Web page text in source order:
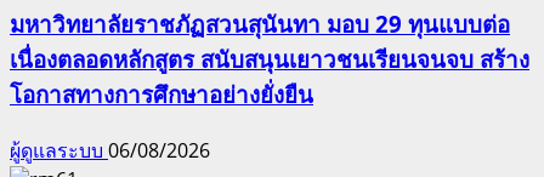
มหาวิทยาลัยราชภัฏสวนสุนันทา มอบ 29 ทุนแบบต่อ
เนื่องตลอดหลักสูตร สนับสนุนเยาวชนเรียนจนจบ สร้าง
โอกาสทางการศึกษาอย่างยั่งยืน
ผู้ดูแลระบบ 06/08/2026